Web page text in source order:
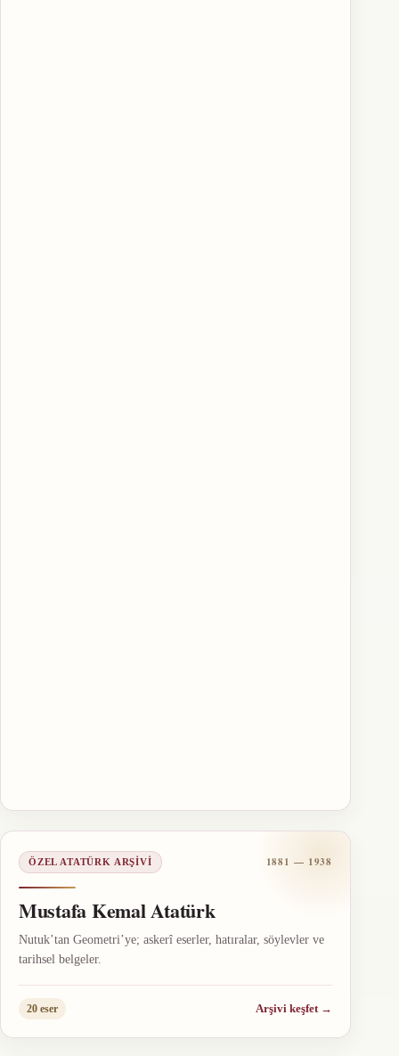
ÖZEL ATATÜRK ARŞIVI 1881 — 1938
Mustafa Kemal Atatürk
Nutuk’tan Geometri’ye; askerî eserler, hatıralar, söylevler ve
tarihsel belgeler.
20 eser Arşivi keşfet →